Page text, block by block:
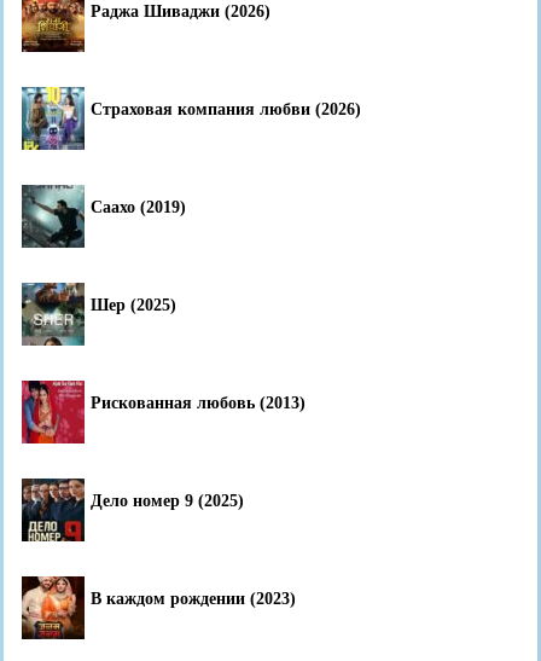
Раджа Шиваджи (2026)
Страховая компания любви (2026)
Саахо (2019)
Шер (2025)
Рискованная любовь (2013)
Дело номер 9 (2025)
В каждом рождении (2023)